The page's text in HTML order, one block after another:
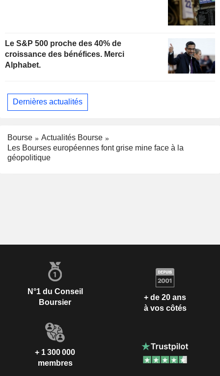
Le S&P 500 proche des 40% de
croissance des bénéfices. Merci
Alphabet.
Dernières actualités
Bourse
Actualités Bourse
Les Bourses européennes font grise mine face à la
géopolitique
N°1 du Conseil
Boursier
+ de 20 ans
à vos côtés
+ 1 300 000
membres